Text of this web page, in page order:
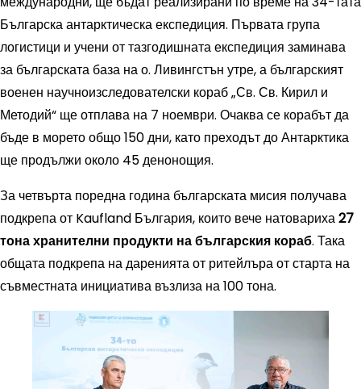
Българска антарктическа експедиция. Първата група
логистици и учени от тазгодишната експедиция заминава
за българската база на о. Ливингстън утре, а българският
военен научноизследователски кораб „Св. Св. Кирил и
Методий“ ще отплава на 7 ноември. Очаква се корабът да
бъде в морето общо 150 дни, като преходът до Антарктика
ще продължи около 45 денонощия.
За четвърта поредна година българската мисия получава
подкрепа от Kaufland България, които вече натовариха27
тона хранителни продукти на българския кораб. Така
общата подкрепа на даренията от ритейлъра от старта на
съвместната инициатива възлиза на 100 тона.